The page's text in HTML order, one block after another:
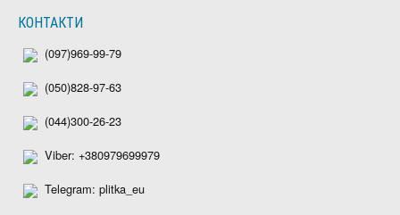
КОНТАКТИ
(097)969-99-79
(050)828-97-63
(044)300-26-23
Viber: +380979699979
Telegram: plitka_eu